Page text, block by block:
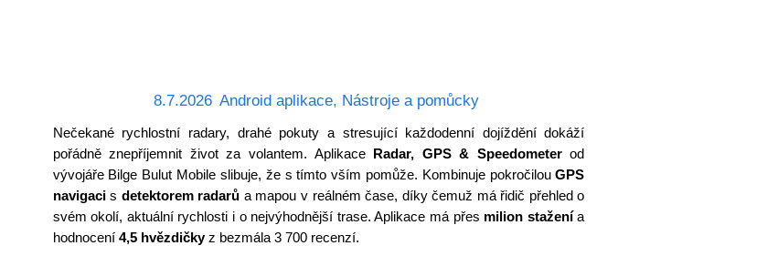
8.7.2026 Android aplikace, Nástroje a pomůcky
Nečekané rychlostní radary, drahé pokuty a stresující každodenní dojíždění dokáží
pořádně znepříjemnit život za volantem. Aplikace Radar, GPS & Speedometerod
vývojáře Bilge Bulut Mobile slibuje, že s tímto vším pomůže. Kombinuje pokročilouGPS
navigacis detektorem radarů a mapou v reálném čase, díky čemuž má řidič přehled o
svém okolí, aktuální rychlosti i o nejvýhodnější trase. Aplikace má přes milion staženía
hodnocení 4,5 hvězdičkyz bezmála 3 700 recenzí.